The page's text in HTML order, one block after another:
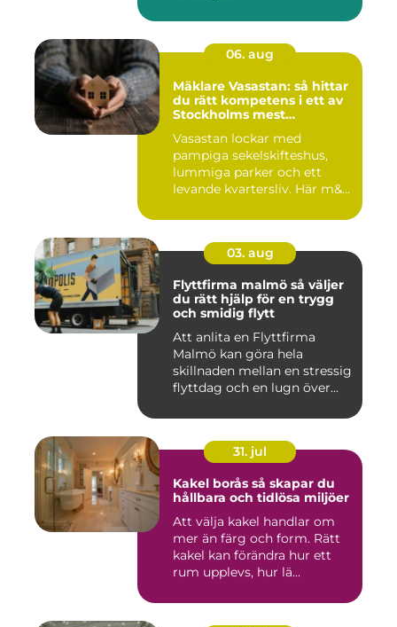
06. aug
Mäklare Vasastan: så hittar
du rätt kompetens i ett av
Stockholms mest
Vasastan lockar med
pampiga sekelskifteshus,
lummiga parker och ett
levande kvartersliv. Här m&...
03. aug
Flyttfirma malmö så väljer
du rätt hjälp för en trygg
och smidig flytt
Att anlita en Flyttfirma
Malmö kan göra hela
skillnaden mellan en stressig
flyttdag och en lugn över...
31. jul
Kakel borås så skapar du
hållbara och tidlösa miljöer
Att välja kakel handlar om
mer än färg och form. Rätt
kakel kan förändra hur ett
rum upplevs, hur lä...